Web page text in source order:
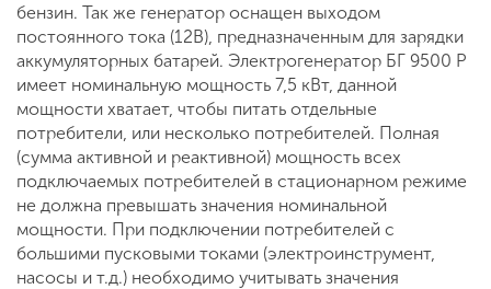
бензин. Так же генератор оснащен выходом
постоянного тока (12В), предназначенным для зарядки
аккумуляторных батарей. Электрогенератор БГ 9500 Р
имеет номинальную мощность 7,5 кВт, данной
мощности хватает, чтобы питать отдельные
потребители, или несколько потребителей. Полная
(сумма активной и реактивной) мощность всех
подключаемых потребителей в стационарном режиме
не должна превышать значения номинальной
мощности. При подключении потребителей с
большими пусковыми токами (электроинструмент,
насосы и т.д.) необходимо учитывать значения